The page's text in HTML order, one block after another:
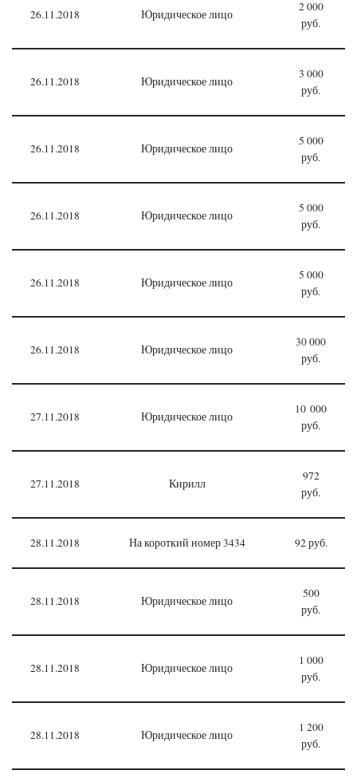
26.11.2018 Юридическое лицо
2 000
руб.
26.11.2018 Юридическое лицо
3 000
руб.
26.11.2018 Юридическое лицо
5 000
руб.
26.11.2018 Юридическое лицо
5 000
руб.
26.11.2018 Юридическое лицо
5 000
руб.
26.11.2018 Юридическое лицо
30 000
руб.
27.11.2018 Юридическое лицо
10 000
руб.
27.11.2018 Кирилл
972
руб.
28.11.2018 На короткий номер 3434 92 руб.
28.11.2018 Юридическое лицо
500
руб.
28.11.2018 Юридическое лицо
1 000
руб.
28.11.2018 Юридическое лицо
1 200
руб.